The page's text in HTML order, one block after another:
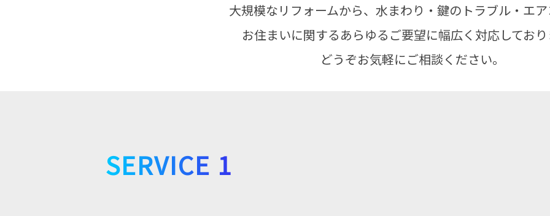
大規模なリフォームから、水まわり・鍵のトラブル・エ
お住まいに関するあらゆるご要望に幅広く対応してお
どうぞお気軽にご相談ください。
SERVICE 1